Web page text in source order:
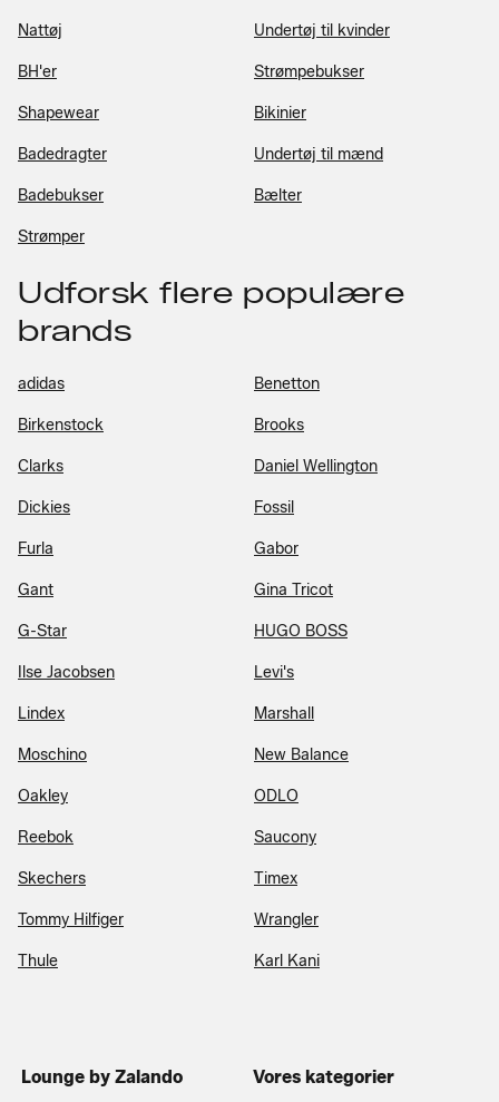
Nattøj Undertøj til kvinder
BH'er Strømpebukser
Shapewear Bikinier
Badedragter Undertøj til mænd
Badebukser Bælter
Strømper
Udforsk flere populære
brands
adidas Benetton
Birkenstock Brooks
Clarks Daniel Wellington
Dickies Fossil
Furla Gabor
Gant Gina Tricot
G-Star HUGO BOSS
Ilse Jacobsen Levi's
Lindex Marshall
Moschino New Balance
Oakley ODLO
Reebok Saucony
Skechers Timex
Tommy Hilfiger Wrangler
Thule Karl Kani
Lounge by Zalando Vores kategorier